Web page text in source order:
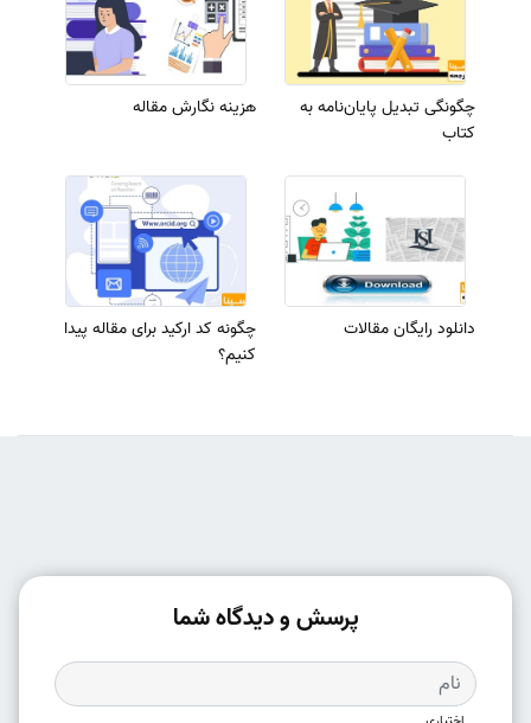
چگونگی تبدیل پایان‌نامه به
کتاب
هزینه نگارش مقاله
دانلود رایگان مقالات
چگونه کد ارکید برای مقاله پیدا
کنیم؟
پرسش و دیدگاه شما